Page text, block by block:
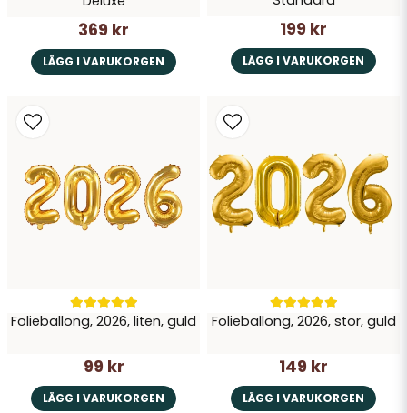
369 kr
LÄGG I VARUKORGEN
199 kr
LÄGG I VARUKORGEN
Folieballong, 2026, liten, guld
99 kr
LÄGG I VARUKORGEN
Folieballong, 2026, stor, guld
149 kr
LÄGG I VARUKORGEN